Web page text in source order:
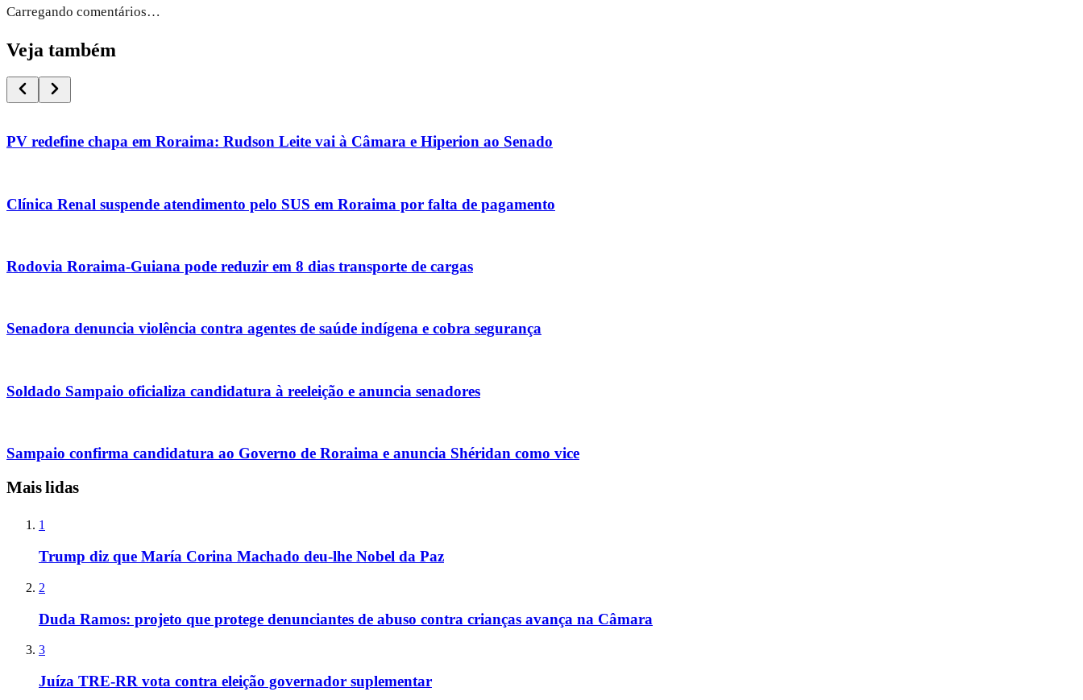
Carregando comentários…
Veja também
PV redefine chapa em Roraima: Rudson Leite vai à Câmara e Hiperion ao Senado
Clínica Renal suspende atendimento pelo SUS em Roraima por falta de pagamento
Rodovia Roraima-Guiana pode reduzir em 8 dias transporte de cargas
Senadora denuncia violência contra agentes de saúde indígena e cobra segurança
Soldado Sampaio oficializa candidatura à reeleição e anuncia senadores
Sampaio confirma candidatura ao Governo de Roraima e anuncia Shéridan como vice
Mais lidas
1
Trump diz que María Corina Machado deu-lhe Nobel da Paz
2
Duda Ramos: projeto que protege denunciantes de abuso contra crianças avança na Câmara
3
Juíza TRE-RR vota contra eleição governador suplementar